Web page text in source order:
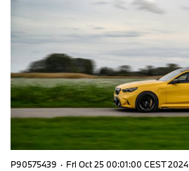
P90575439 · Fri Oct 25 00:01:00 CEST 2024